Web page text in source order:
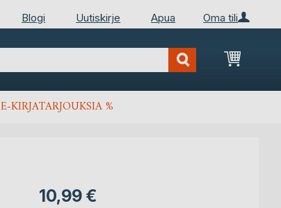
Oma tili
Blogi Uutiskirje Apua
E-KIRJATARJOUKSIA %
10,99 €